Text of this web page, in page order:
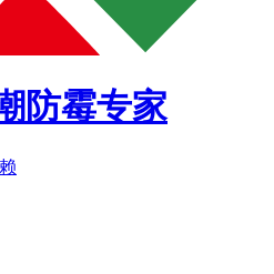
防霉专家